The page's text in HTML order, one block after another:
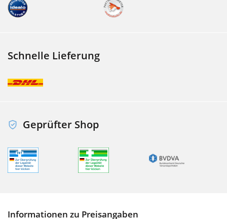
Schnelle Lieferung
Geprüfter Shop
Informationen zu Preisangaben